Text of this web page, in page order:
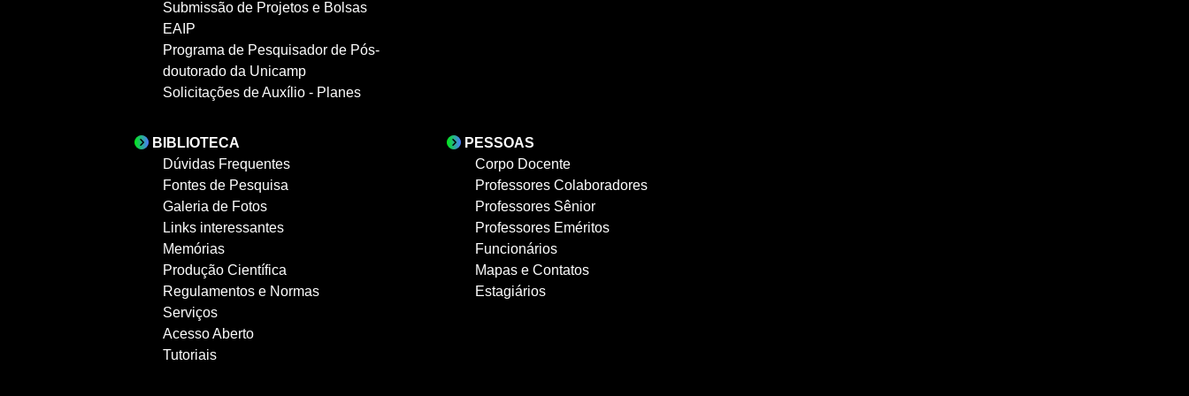
Submissão de Projetos e Bolsas
EAIP
Programa de Pesquisador de Pós-
doutorado da Unicamp
Solicitações de Auxílio - Planes
BIBLIOTECA
Dúvidas Frequentes
Fontes de Pesquisa
Galeria de Fotos
Links interessantes
Memórias
Produção Científica
Regulamentos e Normas
Serviços
Acesso Aberto
Tutoriais
PESSOAS
Corpo Docente
Professores Colaboradores
Professores Sênior
Professores Eméritos
Funcionários
Mapas e Contatos
Estagiários